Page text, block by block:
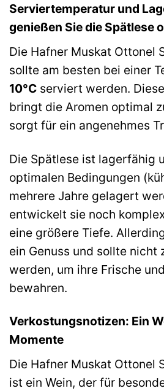
Serviertemperatur und
genießen Sie die Spätlese
Die Hafner Muskat Ottonel
sollte am besten bei einer
10°C serviert werden.
bringt die Aromen optimal
sorgt für ein angenehmes
Die Spätlese ist lagerfähig
optimalen Bedingungen
mehrere Jahre gelagert
entwickelt sie noch
eine größere Tiefe.
ein Genuss und sollte nicht
werden, um ihre Frische
bewahren.
Verkostungsnotizen: Ein
Momente
Die Hafner Muskat Ottonel
ist ein Wein, der für